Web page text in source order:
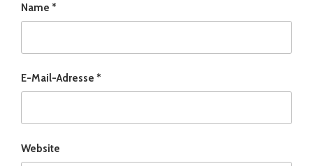
Name *
E-Mail-Adresse *
Website